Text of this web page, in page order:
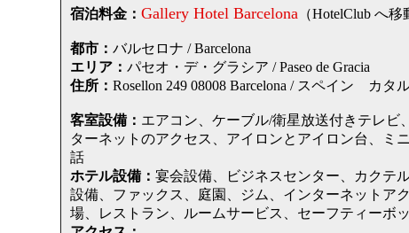
宿泊料金： Gallery Hotel Barcelona （HotelClub へ
都市： バルセロナ / Barcelona
エリア： パセオ・デ・グラシア / Paseo de Gracia
住所： Rosellon 249 08008 Barcelona / スペイン カ
客室設備： エアコン、ケーブル/衛星放送付きテレ
ターネットのアクセス、アイロンとアイロン台、ミ
話
ホテル設備： 宴会設備、ビジネスセンター、カクテ
設備、ファックス、庭園、ジム、インターネットア
場、レストラン、ルームサービス、セーフティーボ